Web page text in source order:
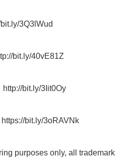
3Q3lWud
bit.ly/40vE81Z
bit.ly/3Iit0Oy
bit.ly/3oRAVNk
purposes only, all trademark